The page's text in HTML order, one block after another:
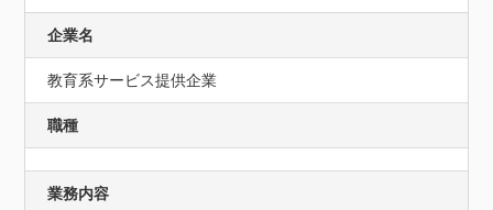
企業名
教育系サービス提供企業
職種
業務内容